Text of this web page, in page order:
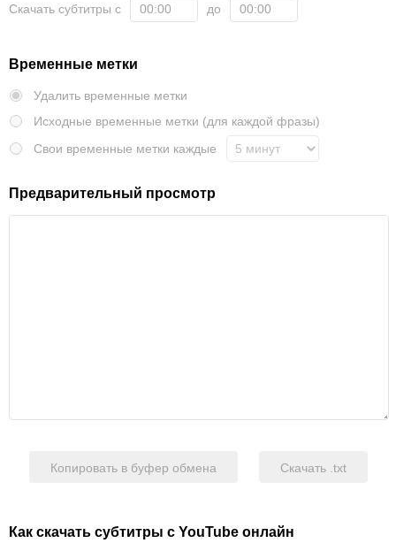
Скачать субтитры с до
Временные метки
Удалить временные метки
Исходные временные метки (для каждой фразы)
Свои временные метки каждые
Предварительный просмотр
Копировать в буфер обмена Скачать .txt
Как скачать субтитры с YouTube онлайн